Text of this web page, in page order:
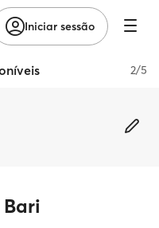
Iniciar sessão
2/5
Bari